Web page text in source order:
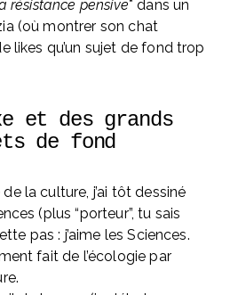
résistance pensive* dans un
(où montrer son chat
likes qu’un sujet de fond trop
et des grands
de fond
la culture, j’ai tôt dessiné
(plus “porteur”, tu sais
pas : j’aime les Sciences.
fait de l’écologie par